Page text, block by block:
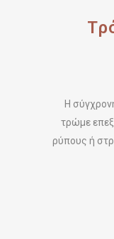
Η
τρώμε
ρύπους ή